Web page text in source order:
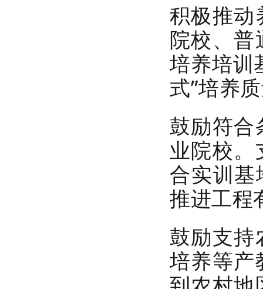
积极推动
院校、
培养培训
式”培养
鼓励符合
业院校。
合实训基
推进工程
鼓励支持
培养等产